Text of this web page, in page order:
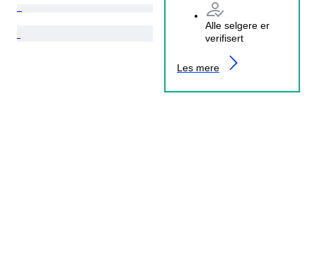
Alle selgere er
verifisert
Les mere